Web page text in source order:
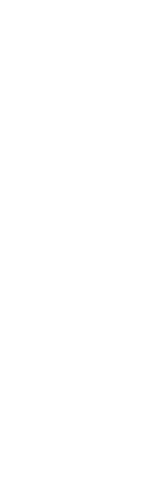
Wrze po
Vistula